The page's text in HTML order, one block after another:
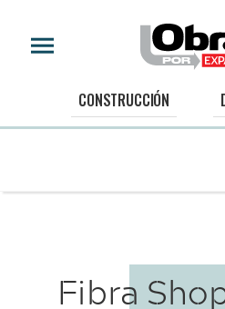
CONSTRUCCIÓN
Fibra